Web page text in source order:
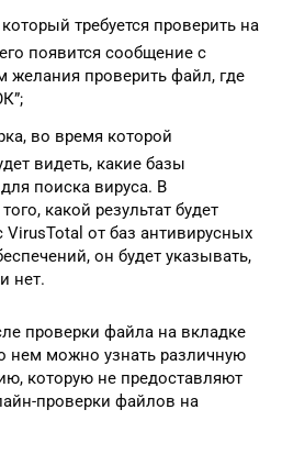
требуется проверить на
появится сообщение с
желания проверить файл, где
во время которой
видеть, какие базы
поиска вируса. В
какой результат будет
VirusTotal от баз антивирусных
он будет указывать,
нет.
проверки файла на вкладке
нем можно узнать различную
которую не предоставляют
проверки файлов на